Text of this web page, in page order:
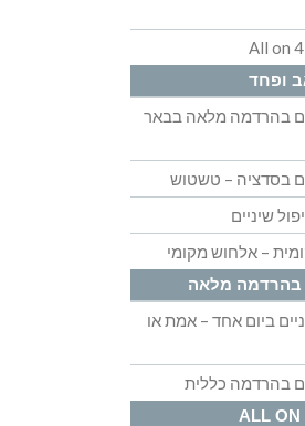
ופחד
בהרדמה מלאה בבאר
בסדציה – טשטוש
שיניים
– אלחוש מקומי
בהרדמה מלאה
ביום אחד – אמת או
בהרדמה כללית